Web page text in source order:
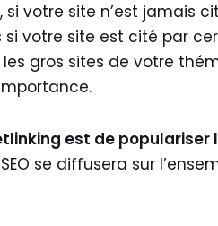
si votre site n’est jamais
votre site est cité par
gros sites de votre
est de populariser
se diffusera sur